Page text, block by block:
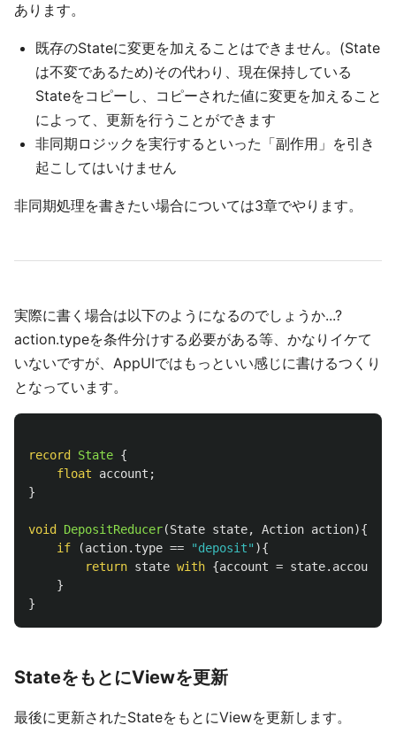
あります。
既存のStateに変更を加えることはできません。(State
は不変であるため)その代わり、現在保持している
Stateをコピーし、コピーされた値に変更を加えること
によって、更新を行うことができます
非同期ロジックを実行するといった「副作用」を引き
起こしてはいけません
非同期処理を書きたい場合については3章でやります。
実際に書く場合は以下のようになるのでしょうか...?
action.typeを条件分けする必要がある等、かなりイケて
いないですが、AppUIではもっといい感じに書けるつくり
となっています。
record State {
float
account ;
}
void DepositReducer(State state, Action action){
if
(action. type == "deposit" ){
return state with {account = state. account
}
}
StateをもとにViewを更新
最後に更新されたStateをもとにViewを更新します。